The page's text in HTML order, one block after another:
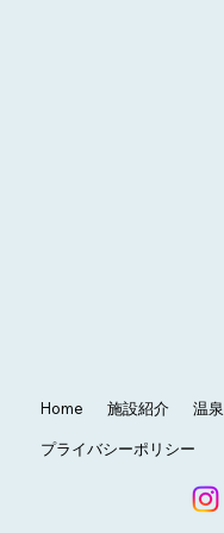
Home 施設紹介 温泉
プライバシーポリシー